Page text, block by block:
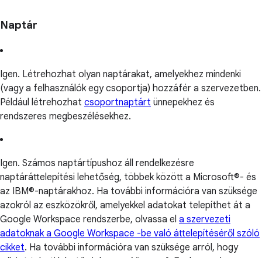
Naptár
Igen. Létrehozhat olyan naptárakat, amelyekhez mindenki
(vagy a felhasználók egy csoportja) hozzáfér a szervezetben.
Például létrehozhat csoportnaptárt ünnepekhez és
rendszeres megbeszélésekhez.
Igen. Számos naptártípushoz áll rendelkezésre
naptáráttelepítési lehetőség, többek között a Microsoft®- és
az IBM®-naptárakhoz. Ha további információra van szüksége
azokról az eszközökről, amelyekkel adatokat telepíthet át a
Google Workspace rendszerbe, olvassa el a szervezeti
adatoknak a Google Workspace -be való áttelepítéséről szóló
cikket. Ha további információra van szüksége arról, hogy